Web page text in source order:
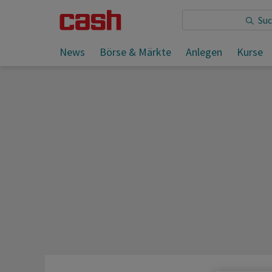
News Börse & Märkte Anlegen Kurse
Sie lesen: